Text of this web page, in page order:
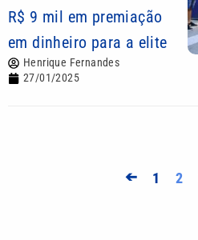
R$ 9 mil em premiação
em dinheiro para a elite
Henrique Fernandes
27/01/2025
➔ 1 2